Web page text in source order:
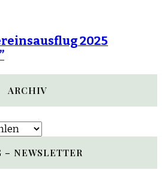
2025
ARCHIV
– NEWSLETTER